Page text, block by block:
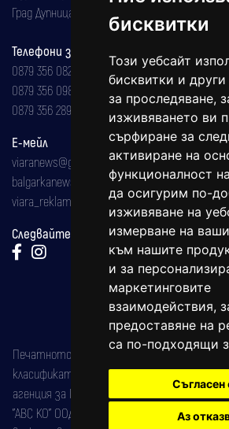
бисквитки
Този уебсайт
бисквитки и
за проследяване,
изживяването ви
сърфиране за
активиране на
функционалност
да осигурим по-
изживяване на
измерване на
към нашите
и за
маркетинговите
взаимодействия,
предоставяне на
са по-подходящи
Съгласен
Аз
Град Дупница, ул.''Христо Ботев" 43
Телефони за реклама и абонаменти
0879 356 082
0879 356 098
0879 356 289
Е-мейл
viaranews@gmail.com
balgarkanews@gmail.com
viara_reklama@mail.bg
Следвайте ни:
Печатното издание на вестника е
класификатор на печатните издания
агенция за ISSN) под номер: ISSN 1312-4722.
"АВС КО" ООД е притежател на марката: